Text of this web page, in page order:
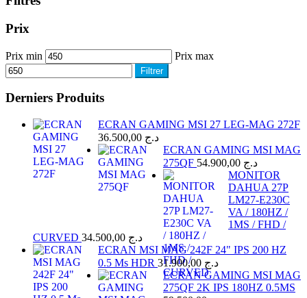
Prix
Prix min Prix max
Filtrer
Derniers Produits
ECRAN GAMING MSI 27 LEG-MAG 272F
د.ج
ECRAN GAMING MSI MAG
275QF
د.ج
MONITOR
DAHUA 27P
LM27-E230C
VA / 180HZ /
1MS / FHD /
CURVED
د.ج
ECRAN MSI MAG 242F 24" IPS 200 HZ
0.5 Ms HDR
د.ج
ECRAN GAMING MSI MAG
275QF 2K IPS 180HZ 0.5MS